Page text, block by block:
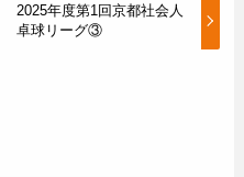
2025年度第1回京都社会人
卓球リーグ③